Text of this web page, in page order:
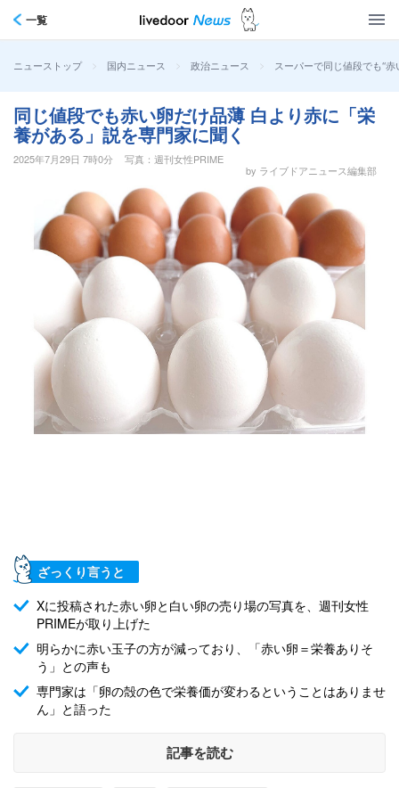
一覧
ニューストップ > 国内ニュース > 政治ニュース > スーパーで同じ値段でも“
同じ値段でも赤い卵だけ品薄 白より赤に「栄
養がある」説を専門家に聞く
2025年7月29日 7時0分
写真：週刊女性PRIME
by ライブドアニュース編集部
ざっくり言うと
Xに投稿された赤い卵と白い卵の売り場の写真を、週刊女性
PRIMEが取り上げた
明らかに赤い玉子の方が減っており、「赤い卵＝栄養ありそ
う」との声も
専門家は「卵の殻の色で栄養価が変わるということはありませ
ん」と語った
記事を読む